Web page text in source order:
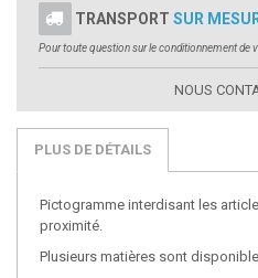
TRANSPORT SUR
Pour toute question sur le conditionnement de
NOUS
PLUS DE DÉTAILS
Pictogramme interdisant les
proximité.
Plusieurs matières sont